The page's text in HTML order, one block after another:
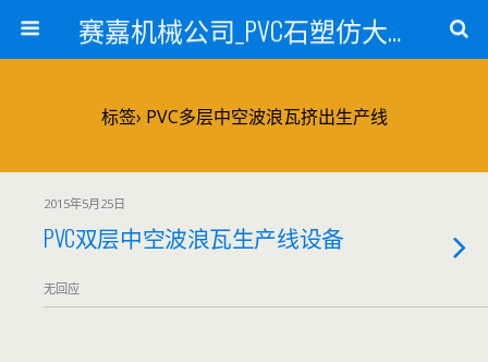
赛嘉机械公司_PVC石塑仿大理石线条生产线_PVC仿大理石板材生产设备_PVC门窗型材生产设备_PVC扣板设备_PVC/WPC发泡板材生产线_PVC波浪瓦生产设备_地毯覆膜TPR TPE设备_TPR鞋边条生产设备_PVC封边条卡条生产设备_PVC造料设备_PVC PE PP管材生产线_混合机
标签› PVC多层中空波浪瓦挤出生产线
2015年5月25日
PVC双层中空波浪瓦生产线设备
无回应